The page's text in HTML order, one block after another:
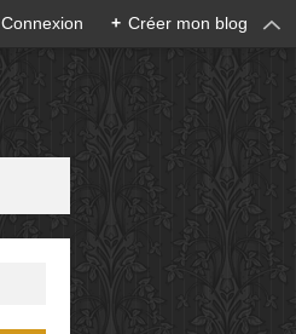
Connexion + Créer mon blog